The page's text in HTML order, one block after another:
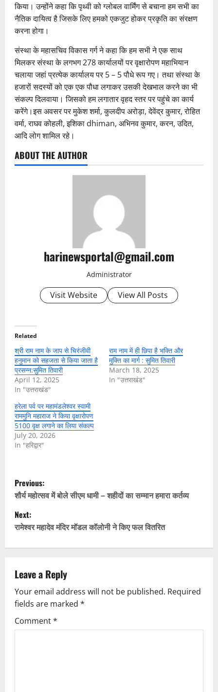
किया। उन्होंने कहा कि पृथ्वी को ग्लोबल वार्मिंग से बचाना हम सभी का
नैतिक दायित्व है जिसके लिए हमको एकजुट होकर प्रकृति का संरक्षण
करना होगा।
संस्था के महासचिव विकास गर्ग ने कहा कि हम सभी ने एक साथ
मिलकर संस्था के लगभग 278 कार्यालयों पर वृक्षारोपण महाभियान
चलाया जहां प्रत्येक कार्यालय पर 5 – 5 पौधे रूप गए। तथा संस्था के
हजारों सदस्यों को एक एक पौधा लगाकर उसकी देखभाल करने का भी
संकल्प दिलवाया। जिसको हम लगातार वृहद स्तर पर पहुंचे का कार्य
करेंगे।इस अवसर पर मुकेश शर्मा, कुलदीप अरोड़ा, देवेंद्र कुमार, रोहित
वर्मा, राघव कोहली, इशिका dhiman, अभिनव कुमार, करन, उदित,
आदि लोग शामिल रहे।
ABOUT THE AUTHOR
harinewsportal@gmail.com
Administrator
Visit Website View All Posts
Related
श्री राम नाम के जाप से चिरंजीवी
हनुमान को सहजता से किया जाता है
प्रसन्न:सुमित तिवारी
April 12, 2025
In "उत्तराखंड"
राम नाम में ही छिपा है भक्ति और
मुक्ति का मार्ग : सुमित तिवारी
March 18, 2025
In "उत्तराखंड"
हरेला पर्व पर महामंडलेश्वर स्वामी
राममुनि महाराज ने किया वृक्षारोपण
5100 वृक्ष लगाने का लिया संकल्प
July 20, 2026
In "हरिद्वार"
P
o
s
a
v
i
Previous:
शौर्य महोत्सव में बोले सीएम धामी – शहीदों का सम्मान हमारा कर्तव्य
Next:
रामेश्वर महादेव मंदिर मॉडल कॉलोनी ने किए फल वितरित
Leave a Reply
Your email address will not be published. Required
fields are marked *
Comment*